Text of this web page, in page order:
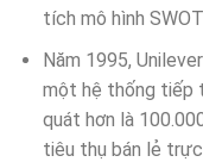
tích mô hình
Năm 1995,
một hệ thống tiếp
quát hơn là
tiêu thụ bán lẻ trực